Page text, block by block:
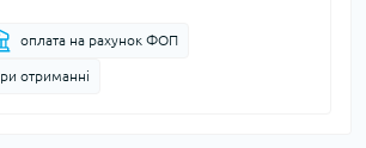
оплата на рахунок ФОП
отриманні